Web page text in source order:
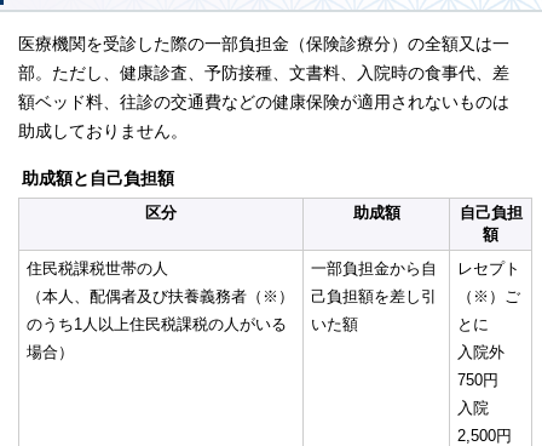
医療機関を受診した際の一部負担金（保険診療分）の全額又は一
部。ただし、健康診査、予防接種、文書料、入院時の食事代、差
額ベッド料、往診の交通費などの健康保険が適用されないものは
助成しておりません。
助成額と自己負担額
区分
助成額
自己負担
額
住民税課税世帯の人
（本人、配偶者及び扶養義務者（※）
のうち1人以上住民税課税の人がいる
場合）
一部負担金から自
己負担額を差し引
いた額
レセプト
（※）ご
とに
入院外
750円
入院
2,500円